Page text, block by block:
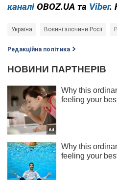
каналі OBOZ.UA та Viber.
Україна Воєнні злочини Росії
Редакційна політика